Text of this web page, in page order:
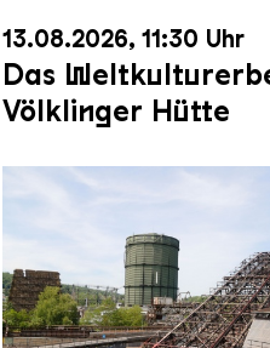
13.08.2026, 11:30 Uhr
Das
Völklinger Hütte